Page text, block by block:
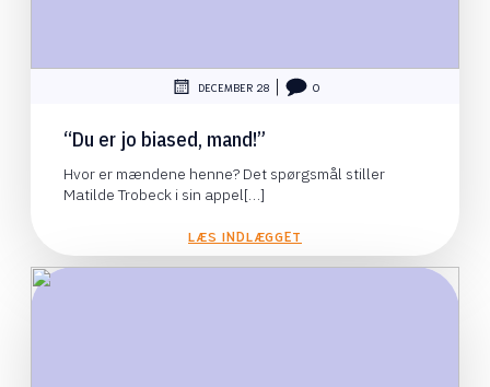
DECEMBER 28 0
“Du er jo biased, mand!”
Hvor er mændene henne? Det spørgsmål stiller
Matilde Trobeck i sin appel[…]
LÆS INDLÆGGET